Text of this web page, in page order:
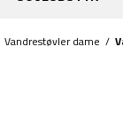
Vandrestøvler dame /